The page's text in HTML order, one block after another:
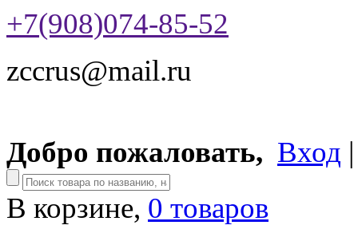
+7(908)074-85-52
zccrus@mail.ru
Добро пожаловать, Вход
В корзине, 0 товаров